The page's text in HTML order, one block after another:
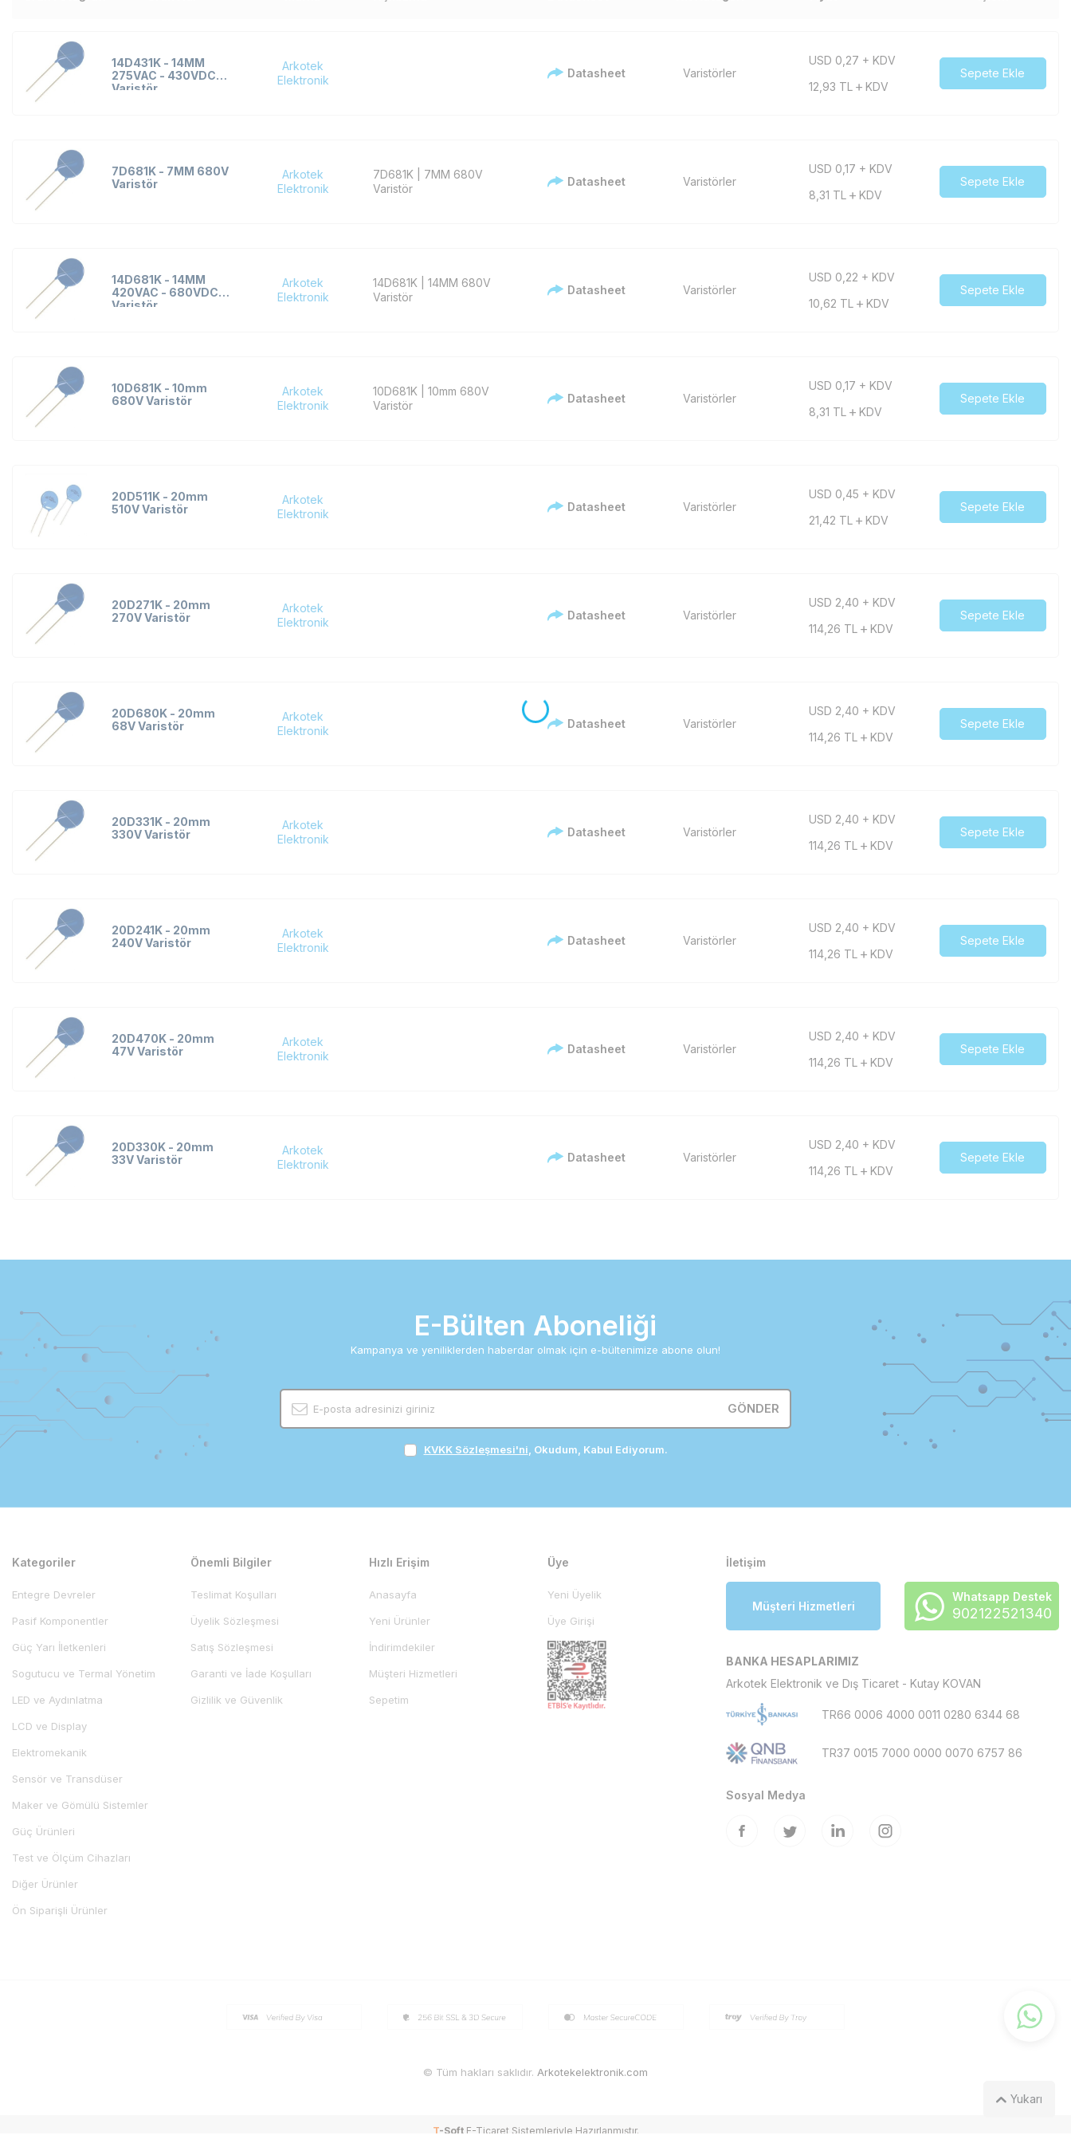
Yukarı
14D431K - 14MM
275VAC - 430VDC
Varistör
Arkotek
Elektronik
Datasheet Varistörler
USD 0,27 + KDV
12,93 TL KDV
Sepete Ekle
7D681K - 7MM 680V
Varistör
Arkotek
Elektronik
7D681K | 7MM 680V
Varistör
Datasheet Varistörler
USD 0,17 + KDV
8,31 TL KDV
Sepete Ekle
14D681K - 14MM
420VAC - 680VDC
Varistör
Arkotek
Elektronik
14D681K | 14MM 680V
Varistör
Datasheet Varistörler
USD 0,22 + KDV
10,62 TL KDV
Sepete Ekle
10D681K - 10mm
680V Varistör
Arkotek
Elektronik
10D681K | 10mm 680V
Varistör
Datasheet Varistörler
USD 0,17 + KDV
8,31 TL KDV
Sepete Ekle
20D511K - 20mm
510V Varistör
Arkotek
Elektronik
Datasheet Varistörler
USD 0,45 + KDV
21,42 TL KDV
Sepete Ekle
20D271K - 20mm
270V Varistör
Arkotek
Elektronik
Datasheet Varistörler
USD 2,40 + KDV
114,26 TL KDV
Sepete Ekle
20D680K - 20mm
68V Varistör
Arkotek
Elektronik
Datasheet Varistörler
USD 2,40 + KDV
114,26 TL KDV
Sepete Ekle
20D331K - 20mm
330V Varistör
Arkotek
Elektronik
Datasheet Varistörler
USD 2,40 + KDV
114,26 TL KDV
Sepete Ekle
20D241K - 20mm
240V Varistör
Arkotek
Elektronik
Datasheet Varistörler
USD 2,40 + KDV
114,26 TL KDV
Sepete Ekle
20D470K - 20mm
47V Varistör
Arkotek
Elektronik
Datasheet Varistörler
USD 2,40 + KDV
114,26 TL KDV
Sepete Ekle
20D330K - 20mm
33V Varistör
Arkotek
Elektronik
Datasheet Varistörler
USD 2,40 + KDV
114,26 TL KDV
Sepete Ekle
E-Bülten Aboneliği
Kampanya ve yeniliklerden haberdar olmak için e-bültenimize abone olun!
GÖNDER
KVKK Sözleşmesi'ni , Okudum, Kabul Ediyorum.
Kategoriler
Entegre Devreler
Pasif Komponentler
Güç Yarı İletkenleri
Sogutucu ve Termal Yönetim
LED ve Aydınlatma
LCD ve Display
Elektromekanik
Sensör ve Transdüser
Maker ve Gömülü Sistemler
Güç Ürünleri
Test ve Ölçüm Cihazları
Diğer Ürünler
Ön Siparişli Ürünler
Önemli Bilgiler
Teslimat Koşulları
Üyelik Sözleşmesi
Satış Sözleşmesi
Garanti ve İade Koşulları
Gizlilik ve Güvenlik
Hızlı Erişim
Anasayfa
Yeni Ürünler
İndirimdekiler
Müşteri Hizmetleri
Sepetim
Üye
Yeni Üyelik
Üye Girişi
İletişim
Müşteri Hizmetleri
Whatsapp Destek
902122521340
BANKA HESAPLARIMIZ
Arkotek Elektronik ve Dış Ticaret - Kutay KOVAN
TR66 0006 4000 0011 0280 6344 68
TR37 0015 7000 0000 0070 6757 86
Sosyal Medya
© Tüm hakları saklıdır. Arkotekelektronik.com
T-Soft E-TicaretSistemleriyle Hazırlanmıştır.